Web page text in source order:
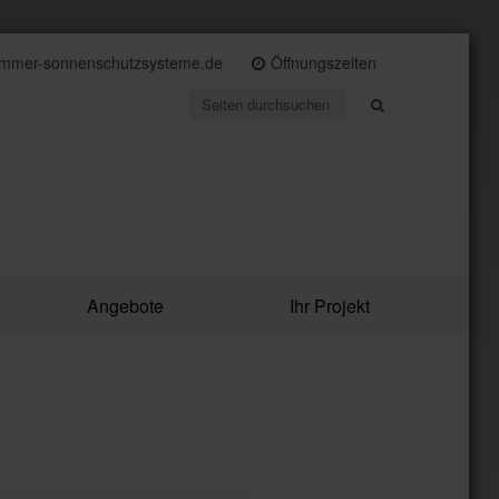
sonnenschutzsysteme.de Öffnungszeiten
Angebote Ihr Projekt